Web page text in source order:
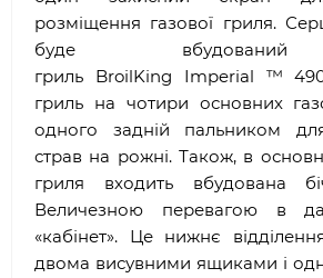
розміщення газової гриля.
буде
гриль BroilKing Imperial ™
гриль на чотири основних
одного задній пальником
страв на рожні. Також, в
гриля входить вбудована
Величезною перевагою в
«кабінет». Це нижнє
двома висувними ящиками і